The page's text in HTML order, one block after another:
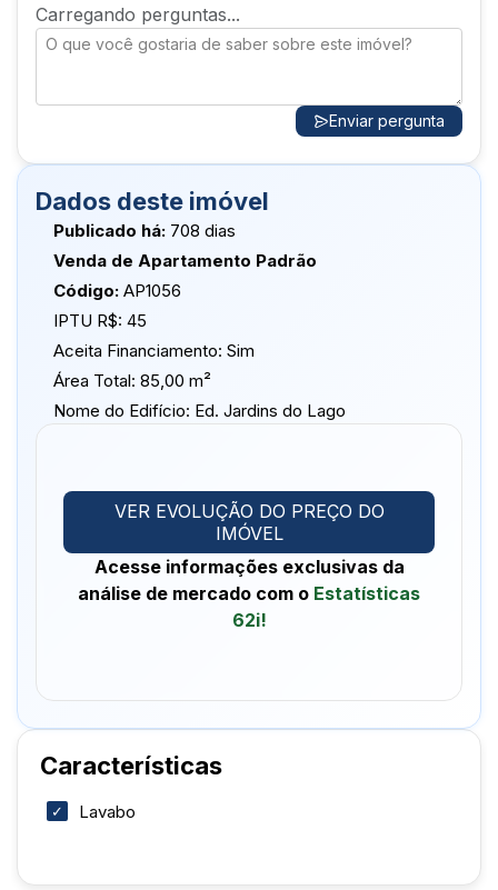
Valores de impostos e taxas são aproximados e
podem ser alterados sem aviso prévio pela
prefeitura municipal ou administração do
Carregando perguntas...
Enviar pergunta
Dados deste imóvel
Publicado há: 708 dias
Venda de Apartamento Padrão
Código: AP1056
IPTU R$: 45
Aceita Financiamento: Sim
Área Total: 85,00 m²
Nome do Edifício: Ed. Jardins do Lago
VER EVOLUÇÃO DO PREÇO DO
IMÓVEL
Acesse informações exclusivas da
análise de mercado com o Estatísticas
62i!
Características
Lavabo